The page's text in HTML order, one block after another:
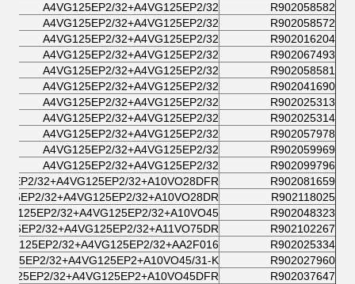
R902058582
A4VG125EP2/32+A4VG125EP2/32
R902058572
A4VG125EP2/32+A4VG125EP2/32
R902016204
A4VG125EP2/32+A4VG125EP2/32
R902067493
A4VG125EP2/32+A4VG125EP2/32
R902058581
A4VG125EP2/32+A4VG125EP2/32
R902041690
A4VG125EP2/32+A4VG125EP2/32
R902025313
A4VG125EP2/32+A4VG125EP2/32
R902025314
A4VG125EP2/32+A4VG125EP2/32
R902057978
A4VG125EP2/32+A4VG125EP2/32
R902059969
A4VG125EP2/32+A4VG125EP2/32
R902099796
A4VG125EP2/32+A4VG125EP2/32
R902081659
32+A4VG125EP2/32+A10VO28DFR
R902118025
32+A4VG125EP2/32+A10VO28DR/
R902048323
32+A4VG125EP2/32+A10VO45
R902102267
32+A4VG125EP2/32+A11VO75DR
R902025334
32+A4VG125EP2/32+AA2F016/
R902027960
32+A4VG125EP2+A10VO45/31-K
R902037647
32+A4VG125EP2+A10VO45DFR